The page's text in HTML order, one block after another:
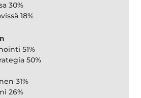
30%
18%
51%
50%
31%
26%